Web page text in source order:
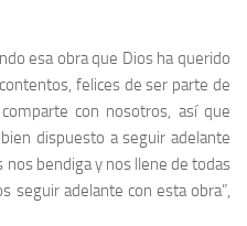
esa obra que Dios ha querido
felices de ser parte de
con nosotros, así que
dispuesto a seguir adelante
nos bendiga y nos llene de todas
seguir adelante con esta obra”,